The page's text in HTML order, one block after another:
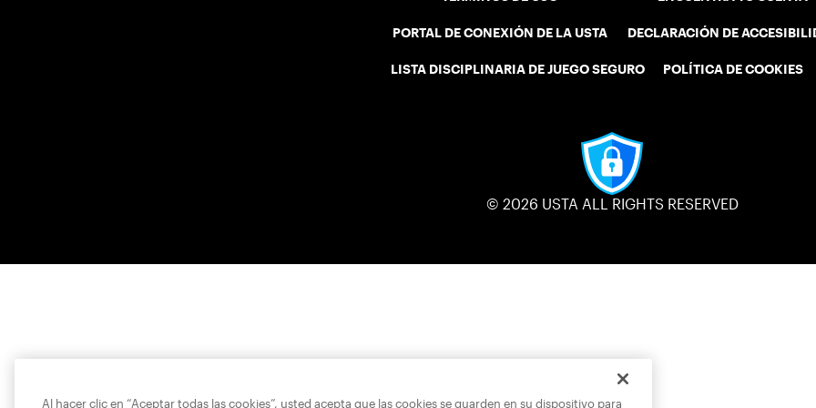
PORTAL DE CONEXIÓN DE LA USTA
LISTA DISCIPLINARIA DE JUEGO SEGURO
DECLARACIÓN DE
POLÍTICA DE COOKIES
© 2026 USTA ALL RIGHTS RESERVED
Al hacer clic en “Aceptar todas las cookies”, usted acepta que las cookies se guarden en su dispositivo para